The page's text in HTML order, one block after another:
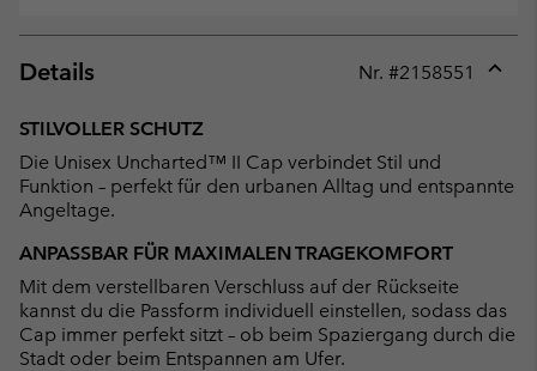
Details Nr. #2158551
STILVOLLER SCHUTZ
Die Unisex Uncharted™ II Cap verbindet Stil und
Funktion – perfekt für den urbanen Alltag und entspannte
Angeltage.
ANPASSBAR FÜR MAXIMALEN TRAGEKOMFORT
Mit dem verstellbaren Verschluss auf der Rückseite
kannst du die Passform individuell einstellen, sodass das
Cap immer perfekt sitzt – ob beim Spaziergang durch die
Stadt oder beim Entspannen am Ufer.